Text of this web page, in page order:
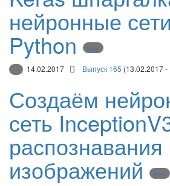
нейронные
Python Keras
14.02.2017 Выпуск 165 (13.02.2017
Создаём
сеть
распознавания
изображений Keras